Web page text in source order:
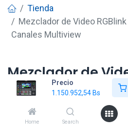
Precio
1.150.952,54Bs
Home Search
Tienda
Mezclador de Video
Canales Multiview
Mezclador de
Mini Edge SDI 10
Multiview